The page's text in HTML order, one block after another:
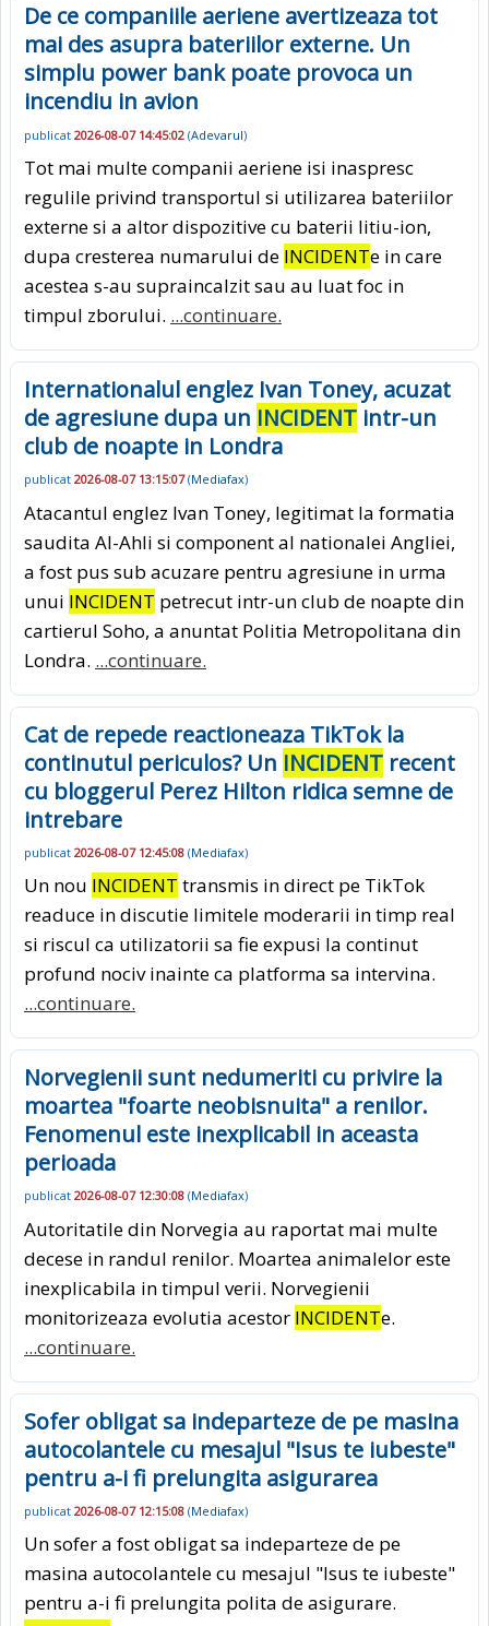
De ce companiile aeriene avertizeaza tot
mai des asupra bateriilor externe. Un
simplu power bank poate provoca un
incendiu in avion
publicat 2026-08-07 14:45:02 (Adevarul)
Tot mai multe companii aeriene isi inaspresc
regulile privind transportul si utilizarea bateriilor
externe si a altor dispozitive cu baterii litiu-ion,
dupa cresterea numarului de INCIDENTe in care
acestea s-au supraincalzit sau au luat foc in
timpul zborului. ...continuare.
Internationalul englez Ivan Toney, acuzat
de agresiune dupa un INCIDENT intr-un
club de noapte in Londra
publicat 2026-08-07 13:15:07(Mediafax)
Atacantul englez Ivan Toney, legitimat la formatia
saudita Al-Ahli si component al nationalei Angliei,
a fost pus sub acuzare pentru agresiune in urma
unui INCIDENT petrecut intr-un club de noapte din
cartierul Soho, a anuntat Politia Metropolitana din
Londra. ...continuare.
Cat de repede reactioneaza TikTok la
continutul periculos? Un INCIDENT recent
cu bloggerul Perez Hilton ridica semne de
intrebare
publicat 2026-08-07 12:45:08 (Mediafax)
Un nou INCIDENT transmis in direct pe TikTok
readuce in discutie limitele moderarii in timp real
si riscul ca utilizatorii sa fie expusi la continut
profund nociv inainte ca platforma sa intervina.
...continuare.
Norvegienii sunt nedumeriti cu privire la
moartea "foarte neobisnuita" a renilor.
Fenomenul este inexplicabil in aceasta
perioada
publicat 2026-08-07 12:30:08 (Mediafax)
Autoritatile din Norvegia au raportat mai multe
decese in randul renilor. Moartea animalelor este
inexplicabila in timpul verii. Norvegienii
monitorizeaza evolutia acestor INCIDENTe.
...continuare.
Sofer obligat sa indeparteze de pe masina
autocolantele cu mesajul "Isus te iubeste"
pentru a-i fi prelungita asigurarea
publicat 2026-08-07 12:15:08 (Mediafax)
Un sofer a fost obligat sa indeparteze de pe
masina autocolantele cu mesajul "Isus te iubeste"
pentru a-i fi prelungita polita de asigurare.